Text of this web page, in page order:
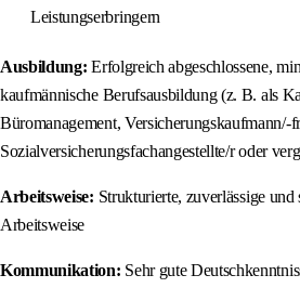
Leistungserbringern
Ausbildung: Erfolgreich abgeschlossene,
kaufmännische Berufsausbildung (z. B. als
Büromanagement, Versicherungskaufmann/-
Sozialversicherungsfachangestellte/r oder
Arbeitsweise: Strukturierte, zuverlässige und
Arbeitsweise
Kommunikation: Sehr gute